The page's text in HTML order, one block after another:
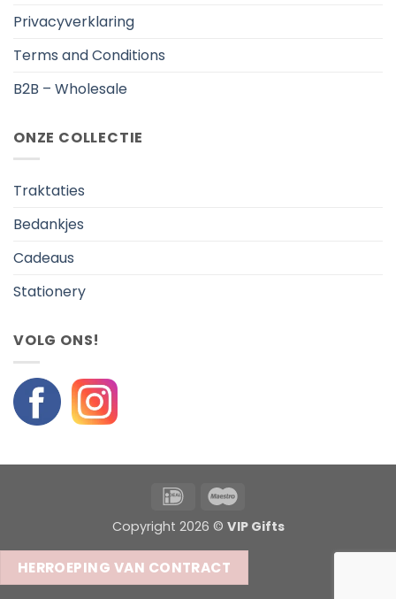
Privacyverklaring
Terms and Conditions
B2B – Wholesale
ONZE COLLECTIE
Traktaties
Bedankjes
Cadeaus
Stationery
VOLG ONS!
IDeal
Copyright 2026 © VIP Gifts
HERROEPING VAN CONTRACT